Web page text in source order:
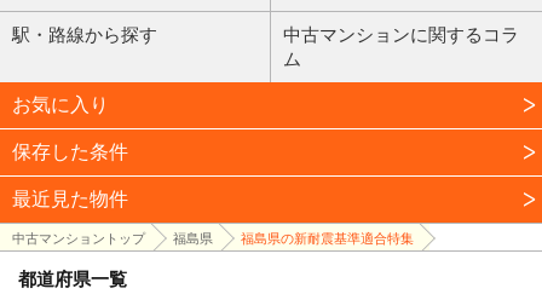
駅・路線から探す
中古マンションに関するコラ
ム
お気に入り
保存した条件
最近見た物件
中古マンショントップ 福島県 福島県の新耐震基準適合特集
都道府県一覧